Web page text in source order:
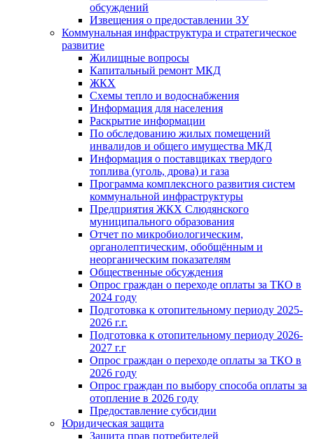
обсуждений
Извещения о предоставлении ЗУ
Коммунальная инфраструктура и стратегическое
развитие
Жилищные вопросы
Капитальный ремонт МКД
ЖКХ
Схемы тепло и водоснабжения
Информация для населения
Раскрытие информации
По обследованию жилых помещений
инвалидов и общего имущества МКД
Информация о поставщиках твердого
топлива (уголь, дрова) и газа
Программа комплексного развития систем
коммунальной инфраструктуры
Предприятия ЖКХ Слюдянского
муниципального образования
Отчет по микробиологическим,
органолептическим, обобщённым и
неорганическим показателям
Общественные обсуждения
Опрос граждан о переходе оплаты за ТКО в
2024 году
Подготовка к отопительному периоду 2025-
2026 г.г.
Подготовка к отопительному периоду 2026-
2027 г.г
Опрос граждан о переходе оплаты за ТКО в
2026 году
Опрос граждан по выбору способа оплаты за
отопление в 2026 году
Предоставление субсидии
Юридическая защита
Защита прав потребителей